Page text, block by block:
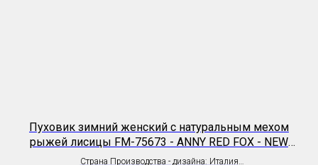
Пуховик зимний женский с натуральным мехом
рыжей лисицы FM-75673 - ANNY RED FOX - NEW
EXCLUSIVE LIMITED COLLECTION FASHION MILANO
Страна Производства - дизайна: Италия